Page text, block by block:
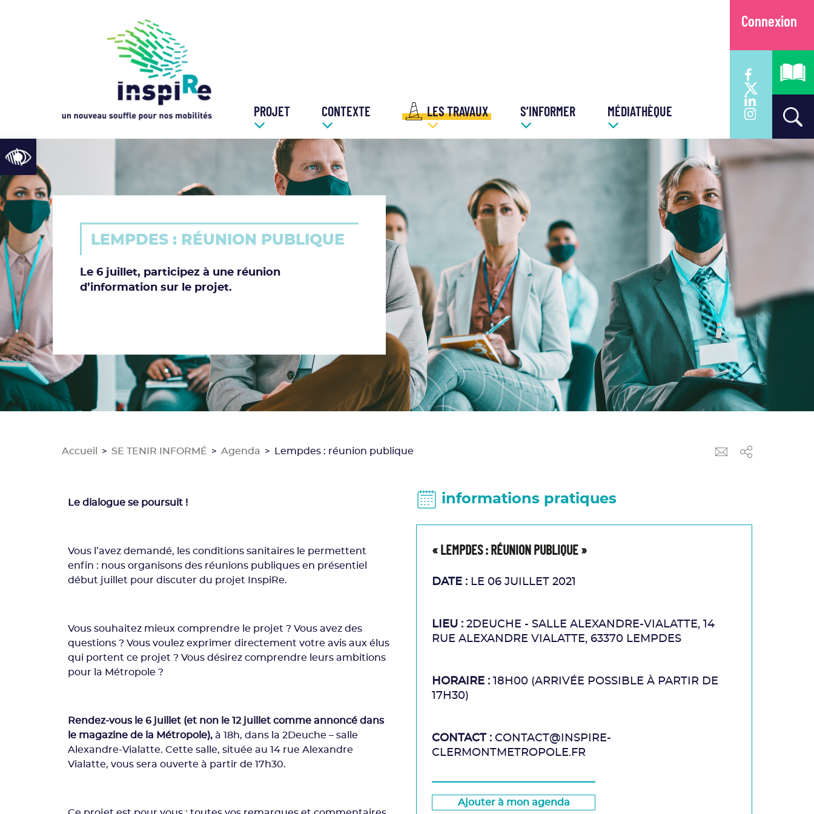
Open toolbar
PROJET CONTEXTE LES TRAVAUX S’INFORMER MÉDIATHÈQUE
Connexion
LEMPDES : RÉUNION PUBLIQUE
Le 6 juillet, participez à une réunion
d’information sur le projet.
Accueil > SE TENIR INFORMÉ > Agenda > Lempdes : réunion publique
Le dialogue se poursuit !
Vous l’avez demandé, les conditions sanitaires le permettent
enfin : nous organisons des réunions publiques en présentiel
début juillet pour discuter du projet InspiRe.
Vous souhaitez mieux comprendre le projet ? Vous avez des
questions ? Vous voulez exprimer directement votre avis aux élus
qui portent ce projet ? Vous désirez comprendre leurs ambitions
pour la Métropole ?
Rendez-vous le 6 juillet (et non le 12 juillet comme annoncé dans
le magazine de la Métropole), à 18h, dans la 2Deuche – salle
Alexandre-Vialatte. Cette salle, située au 14 rue Alexandre
Vialatte, vous sera ouverte à partir de 17h30.
informations pratiques
« LEMPDES : RÉUNION PUBLIQUE »
DATE : LE 06 JUILLET 2021
LIEU : 2DEUCHE - SALLE ALEXANDRE-VIALATTE, 14
RUE ALEXANDRE VIALATTE, 63370 LEMPDES
HORAIRE : 18H00 (ARRIVÉE POSSIBLE À PARTIR DE
17H30)
CONTACT : CONTACT@INSPIRE-
CLERMONTMETROPOLE.FR
Ajouter à mon agenda